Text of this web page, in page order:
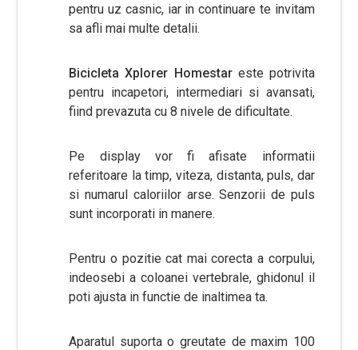
pentru uz casnic, iar in continuare te invitam
sa afli mai multe detalii.
Bicicleta Xplorer Homestar este potrivita
pentru incapetori, intermediari si avansati,
fiind prevazuta cu 8 nivele de dificultate.
Pe display vor fi afisate informatii
referitoare la timp, viteza, distanta, puls, dar
si numarul caloriilor arse. Senzorii de puls
sunt incorporati in manere.
Pentru o pozitie cat mai corecta a corpului,
indeosebi a coloanei vertebrale, ghidonul il
poti ajusta in functie de inaltimea ta.
Aparatul suporta o greutate de maxim 100